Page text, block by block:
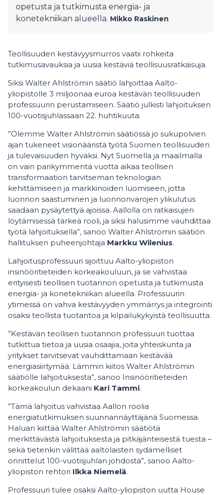
opetusta ja tutkimusta energia- ja
konetekniikan alueella. Mikko Raskinen
Teollisuuden kestävyysmurros vaatii rohkeita
tutkimusavauksia ja uusia kestäviä teollisuusratkaisuja.
Siksi Walter Ahlströmin säätiö lahjoittaa Aalto-
yliopistolle 3 miljoonaa euroa kestävän teollisuuden
professuurin perustamiseen. Säätiö julkisti lahjoituksen
100-vuotisjuhlassaan 22. huhtikuuta.
”Olemme Walter Ahlströmin säätiössä jo sukupolvien
ajan tukeneet visionääristä työtä Suomen teollisuuden
ja tulevaisuuden hyväksi. Nyt Suomella ja maailmalla
on vain parikymmentä vuotta aikaa teollisen
transformaation tarvitseman teknologian
kehittämiseen ja markkinoiden luomiseen, jotta
luonnon saastuminen ja luonnonvarojen ylikulutus
saadaan pysäytettyä ajoissa. Aallolla on ratkaisujen
löytämisessä tärkeä rooli, ja siksi halusimme vauhdittaa
työtä lahjoituksella”, sanoo Walter Ahlströmin säätiön
hallituksen puheenjohtaja Markku Wilenius.
Lahjoitusprofessuuri sijoittuu Aalto-yliopiston
insinööritieteiden korkeakouluun, ja se vahvistaa
erityisesti teollisen tuotannon opetusta ja tutkimusta
energia- ja konetekniikan alueella. Professuurin
ytimessä on vahva kestävyyden ymmärrys ja integrointi
osaksi teollista tuotantoa ja kilpailukykyistä teollisuutta.
”Kestävän teollisen tuotannon professuuri tuottaa
tutkittua tietoa ja uusia osaajia, joita yhteiskunta ja
yritykset tarvitsevat vauhdittamaan kestävää
energiasiirtymää. Lämmin kiitos Walter Ahlströmin
säätiölle lahjoituksesta”, sanoo Insinööritieteiden
korkeakoulun dekaani Kari Tammi.
”Tämä lahjoitus vahvistaa Aallon roolia
energiatutkimuksen suunnannäyttäjänä Suomessa.
Haluan kiittää Walter Ahlströmin säätiötä
merkittävästä lahjoituksesta ja pitkäjänteisestä tuesta –
sekä tietenkin välittää aaltolaisten sydämelliset
onnittelut 100-vuotisjuhlan johdosta”, sanoo Aalto-
yliopiston rehtori Ilkka Niemelä.
Professuuri tulee osaksi Aalto-yliopiston uutta House